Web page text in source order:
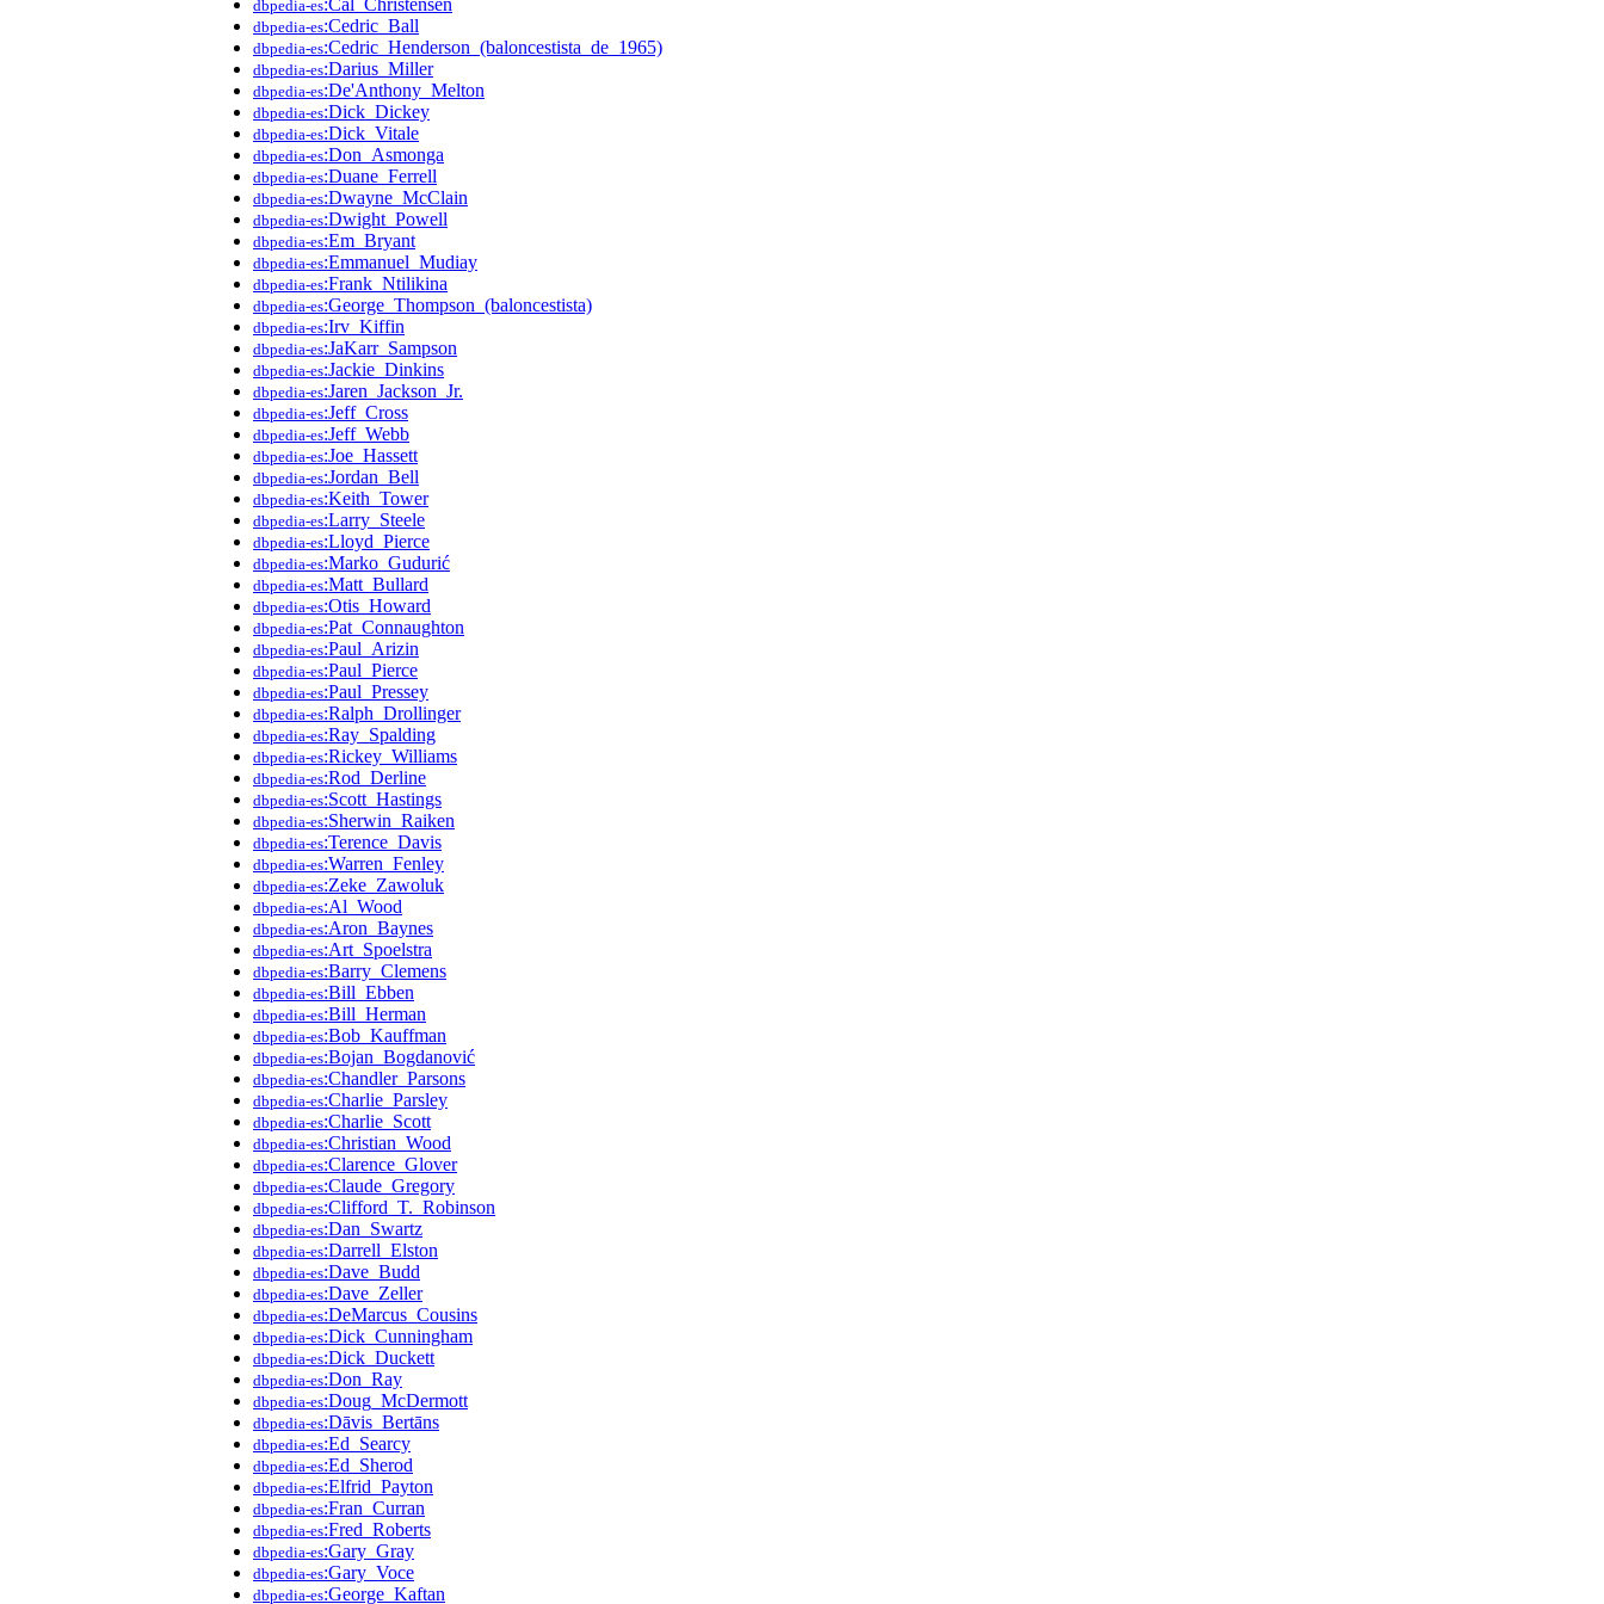
dbpedia-es
dbpedia-es:Cedric_Ball
dbpedia-es:Cedric_Henderson_(baloncestista_de_1965)
dbpedia-es:Darius_Miller
dbpedia-es:De'Anthony_Melton
dbpedia-es:Dick_Dickey
dbpedia-es:Dick_Vitale
dbpedia-es:Don_Asmonga
dbpedia-es:Duane_Ferrell
dbpedia-es:Dwayne_McClain
dbpedia-es:Dwight_Powell
dbpedia-es:Em_Bryant
dbpedia-es:Emmanuel_Mudiay
dbpedia-es:Frank_Ntilikina
dbpedia-es:George_Thompson_(baloncestista)
dbpedia-es:Irv_Kiffin
dbpedia-es:JaKarr_Sampson
dbpedia-es:Jackie_Dinkins
dbpedia-es:Jaren_Jackson_Jr.
dbpedia-es:Jeff_Cross
dbpedia-es:Jeff_Webb
dbpedia-es:Joe_Hassett
dbpedia-es:Jordan_Bell
dbpedia-es:Keith_Tower
dbpedia-es:Larry_Steele
dbpedia-es:Lloyd_Pierce
dbpedia-es:Marko_Gudurić
dbpedia-es:Matt_Bullard
dbpedia-es:Otis_Howard
dbpedia-es:Pat_Connaughton
dbpedia-es:Paul_Arizin
dbpedia-es:Paul_Pierce
dbpedia-es:Paul_Pressey
dbpedia-es:Ralph_Drollinger
dbpedia-es:Ray_Spalding
dbpedia-es:Rickey_Williams
dbpedia-es:Rod_Derline
dbpedia-es:Scott_Hastings
dbpedia-es:Sherwin_Raiken
dbpedia-es:Terence_Davis
dbpedia-es:Warren_Fenley
dbpedia-es:Zeke_Zawoluk
dbpedia-es:Al_Wood
dbpedia-es:Aron_Baynes
dbpedia-es:Art_Spoelstra
dbpedia-es:Barry_Clemens
dbpedia-es:Bill_Ebben
dbpedia-es:Bill_Herman
dbpedia-es:Bob_Kauffman
dbpedia-es:Bojan_Bogdanović
dbpedia-es:Chandler_Parsons
dbpedia-es:Charlie_Parsley
dbpedia-es:Charlie_Scott
dbpedia-es:Christian_Wood
dbpedia-es:Clarence_Glover
dbpedia-es:Claude_Gregory
dbpedia-es:Clifford_T._Robinson
dbpedia-es:Dan_Swartz
dbpedia-es:Darrell_Elston
dbpedia-es:Dave_Budd
dbpedia-es:Dave_Zeller
dbpedia-es:DeMarcus_Cousins
dbpedia-es:Dick_Cunningham
dbpedia-es:Dick_Duckett
dbpedia-es:Don_Ray
dbpedia-es:Doug_McDermott
dbpedia-es:Dāvis_Bertāns
dbpedia-es:Ed_Searcy
dbpedia-es:Ed_Sherod
dbpedia-es:Elfrid_Payton
dbpedia-es:Fran_Curran
dbpedia-es:Fred_Roberts
dbpedia-es:Gary_Gray
dbpedia-es:Gary_Voce
dbpedia-es:George_Kaftan